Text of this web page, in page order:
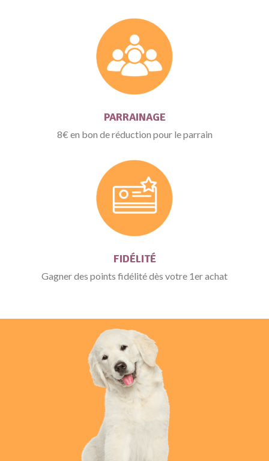
PARRAINAGE
8€ en bon de réduction pour le parrain
FIDÉLITÉ
Gagner des points fidélité dès votre 1er achat